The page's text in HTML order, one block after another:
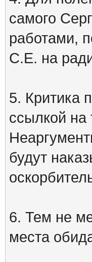
самого
работами,
С.Е. на
5. Критика
ссылкой на
будут
6. Тем не
места